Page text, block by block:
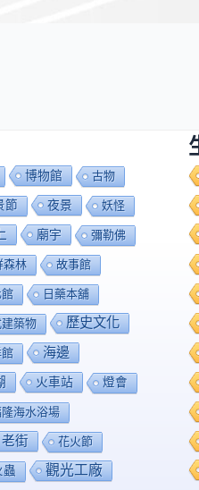
博物館 古物
節 夜景 妖怪
廟宇 彌勒佛
森林 故事館
日藥本舖
築物 歷史文化
海邊
火車站 燈會
海水浴場
老街 花火節
蟲 觀光工廠